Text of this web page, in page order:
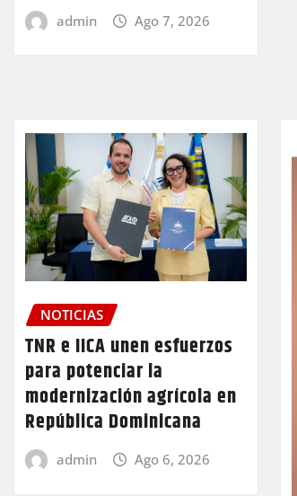
admin Ago 7, 2026
NOTICIAS
TNR e IICA unen esfuerzos
para potenciar la
modernización agrícola en
República Dominicana
admin Ago 6, 2026